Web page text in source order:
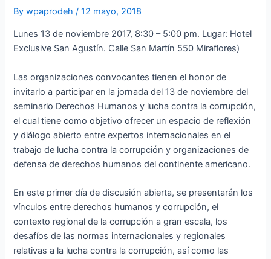
Bywpaprodeh/12 mayo, 2018
Lunes 13 de noviembre 2017, 8:30 – 5:00 pm. Lugar: Hotel
Exclusive San Agustín. Calle San Martín 550 Miraflores)
Las organizaciones convocantes tienen el honor de
invitarlo a participar en la jornada del 13 de noviembre del
seminario Derechos Humanos y lucha contra la corrupción,
el cual tiene como objetivo ofrecer un espacio de reflexión
y diálogo abierto entre expertos internacionales en el
trabajo de lucha contra la corrupción y organizaciones de
defensa de derechos humanos del continente americano.
En este primer día de discusión abierta, se presentarán los
vínculos entre derechos humanos y corrupción, el
contexto regional de la corrupción a gran escala, los
desafíos de las normas internacionales y regionales
relativas a la lucha contra la corrupción, así como las